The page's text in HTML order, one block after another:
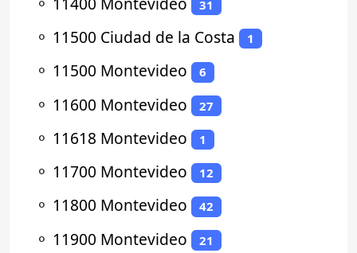
31
⚬ 11500 Ciudad de la Costa 1
⚬ 11500 Montevideo 6
⚬ 11600 Montevideo 27
⚬ 11618 Montevideo 1
⚬ 11700 Montevideo 12
⚬ 11800 Montevideo 42
⚬ 11900 Montevideo 21